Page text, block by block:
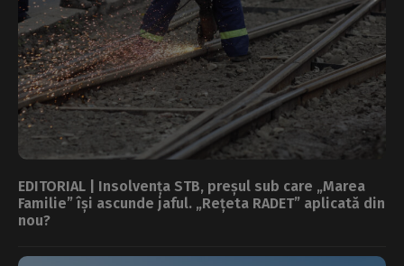
EDITORIAL | Insolvența STB, preșul sub care „Marea
Familie” își ascunde jaful. „Rețeta RADET” aplicată din
nou?